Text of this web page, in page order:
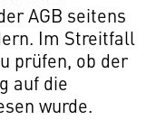
AGB seitens
Im Streitfall
prüfen, ob der
auf die
wurde.